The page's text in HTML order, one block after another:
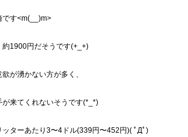
です<m(__)m>
約1900円だそうです(+_+)
が湧かない方が多く、
来てくれないそうです(*_*)
ッターあたり3〜4ドル(339円〜452円)( ﾟДﾟ)